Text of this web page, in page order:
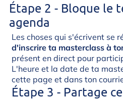
Étape 2 - Bloque le
agenda
Les choses qui s'écrivent se
d'inscrire ta masterclass à
présent en direct pour
L'heure et la date de ta
cette page et dans ton
Étape 3 - Partage